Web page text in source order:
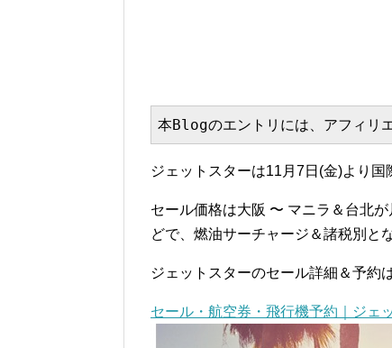
本Blogのエントリには、アフィリ
ジェットスターは11月7日(金)より国
セール価格は大阪 〜 マニラ＆台北
どで、燃油サーチャージ＆諸税別とな
ジェットスターのセール詳細＆予約
セール・航空券・飛行機予約｜ジェ